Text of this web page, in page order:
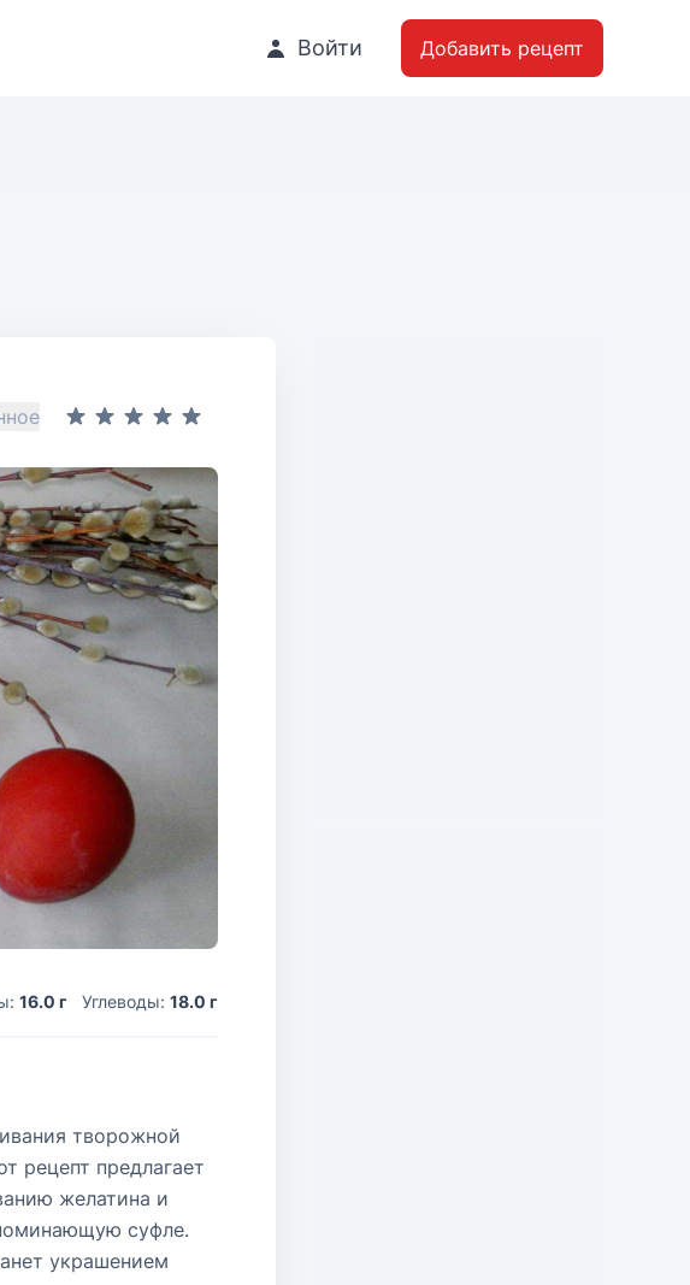
Войти Добавить рецепт
16.0 г Углеводы: 18.0 г
творожной
рецепт предлагает
желатина и
суфле.
украшением